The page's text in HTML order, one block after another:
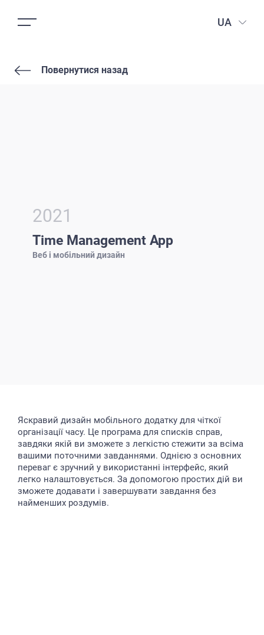
UA
Повернутися назад
2021
Time Management App
Веб і мобільний дизайн
Яскравий дизайн мобільного додатку для чіткої
організації часу. Це програма для списків справ,
завдяки якій ви зможете з легкістю стежити за всіма
вашими поточними завданнями. Однією з основних
переваг є зручний у використанні інтерфейс, який
легко налаштовується. За допомогою простих дій ви
зможете додавати і завершувати завдання без
найменших роздумів.